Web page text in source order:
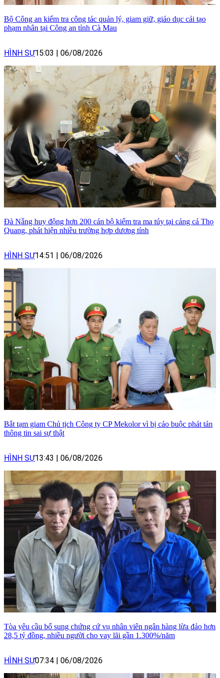
Bộ Công an kiểm tra công tác quản lý, giam giữ, giáo dục cải tạo
phạm nhân tại Công an tỉnh Cà Mau
HÌNH SỰ15:03 06/08/2026
Đà Nẵng huy động hơn 200 cán bộ kiểm tra ma túy tại cảng cá Thọ
Quang, phát hiện nhiều trường hợp dương tính
HÌNH SỰ14:51 06/08/2026
Bắt tạm giam Chủ tịch Công ty CP Mekolor vì bị cáo buộc phát tán
thông tin sai sự thật
HÌNH SỰ13:43 06/08/2026
Tòa yêu cầu bổ sung chứng cứ vụ nhân viên ngân hàng lừa đảo hơn
28,5 tỷ đồng, nhiều người cho vay lãi gần 1.300%/năm
HÌNH SỰ07:34 06/08/2026